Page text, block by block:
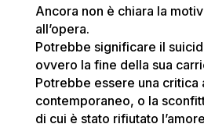
Ancora non è chiara la
all’opera.
Potrebbe significare il
ovvero la fine della sua
Potrebbe essere una critica
contemporaneo, o la
di cui è stato rifiutato